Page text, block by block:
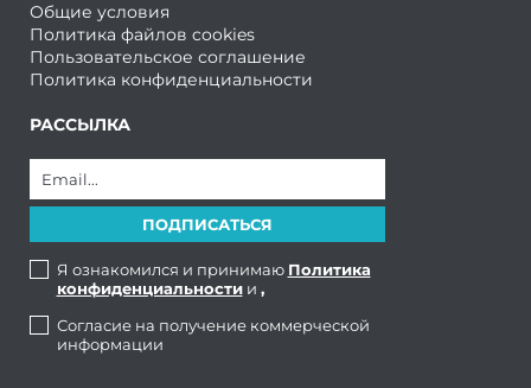
Общие условия
Политика файлов cookies
Пользовательское соглашение
Политика конфиденциальности
РАССЫЛКА
Я ознакомился и принимаю Политика
конфиденциальностии ,
Согласие на получение коммерческой
информации